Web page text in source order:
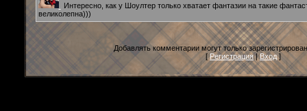
Интересно, как у Шоултер только хватает фантазии на такие
великолепна)))
Добавлять комментарии могут только
[Регистрация|Вход]